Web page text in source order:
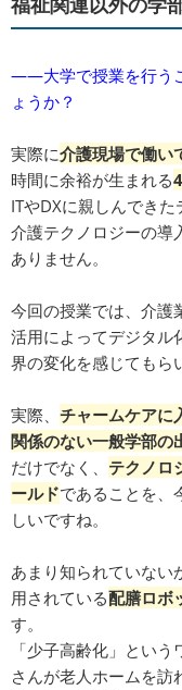
――大学で授業を行う
ょうか？
実際に介護現場で働い
時間に余裕が生まれる
ITやDXに親しんできた
介護テクノロジーの導
ありません。
今回の授業では、介護
活用によってデジタル
界の変化を感じてもら
実際、 チャームケアに
関係のない一般学部の
だけでなく、 テクノロ
ールドであることを、
しいですね。
あまり知られていない
用されている配膳ロボ
す。
「少子高齢化」とい
さんが老人ホームを